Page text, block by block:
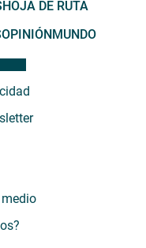
HOJA DE RUTA
OPINIÓNMUNDO